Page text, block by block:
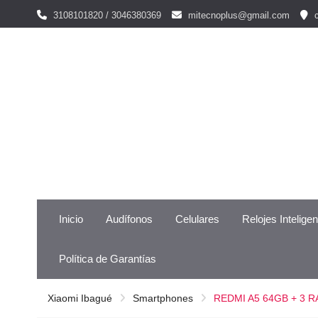
3108101820 / 3046380369 mitecnoplus@gmail.com
Inicio Audífonos Celulares Relojes
Política de Garantías
Xiaomi Ibagué Smartphones REDMI A5 64GB + 3